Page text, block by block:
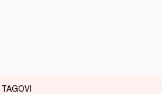
TAGOVI